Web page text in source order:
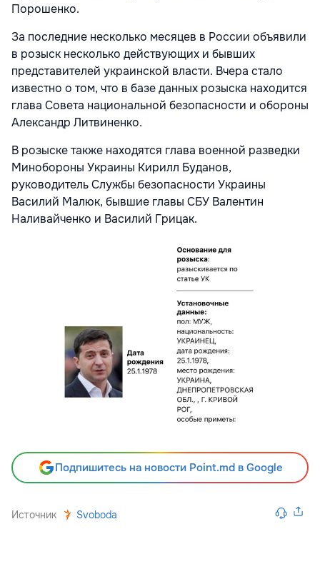
Порошенко.
За последние несколько месяцев в России объявили
в розыск несколько действующих и бывших
представителей украинской власти. Вчера стало
известно о том, что в базе данных розыска находится
глава Совета национальной безопасности и обороны
Александр Литвиненко.
В розыске также находятся глава военной разведки
Минобороны Украины Кирилл Буданов,
руководитель Службы безопасности Украины
Василий Малюк, бывшие главы СБУ Валентин
Наливайченко и Василий Грицак.
Подпишитесь на новости Point.md в Google
Источник Svoboda